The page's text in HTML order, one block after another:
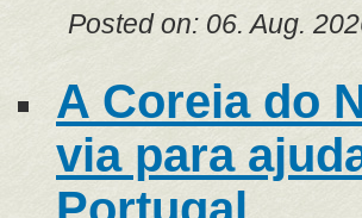
Posted on: 06. Aug.
A Coreia do
via para